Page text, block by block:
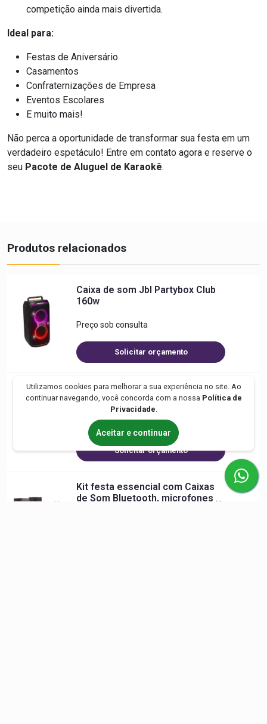
competição ainda mais divertida.
Ideal para:
Festas de Aniversário
Casamentos
Confraternizações de Empresa
Eventos Escolares
E muito mais!
Não perca a oportunidade de transformar sua festa em um
verdadeiro espetáculo! Entre em contato agora e reserve o
seu Pacote de Aluguel de Karaokê.
Produtos relacionados
Caixa de som Jbl Partybox Club
160w
Preço sob consulta
Solicitar orçamento
Kit Palestra básico com 2 Caixas
de Som, 2 microfones sem fio,
projetor e tela de projeção
Preço sob consulta
Solicitar orçamento
Kit festa essencial com Caixas
de Som Bluetooth, microfones e
Utilizamos cookies para melhorar a sua experiência no site. Ao
continuar navegando, você concorda com a nossa Política de
Privacidade.
Aceitar e continuar